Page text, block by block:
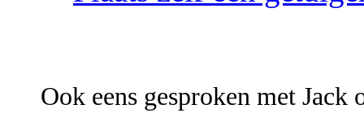
Ook eens gesproken met Jack